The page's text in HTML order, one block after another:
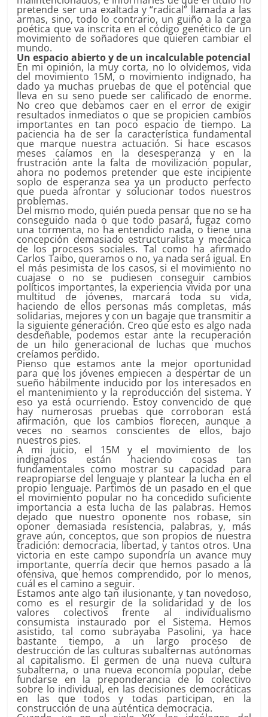
pretende ser una exaltada y “radical” llamada a las
armas, sino, todo lo contrario, un guiño a la carga
poética que va inscrita en el código genético de un
movimiento de soñadores que quieren cambiar el
mundo.
Un espacio abierto y de un incalculable potencial
En mi opinión, la muy corta, no lo olvidemos, vida
del movimiento 15M, o movimiento indignado, ha
dado ya muchas pruebas de que el potencial que
lleva en su seno puede ser calificado de enorme.
No creo que debamos caer en el error de exigir
resultados inmediatos o que se propicien cambios
importantes en tan poco espacio de tiempo. La
paciencia ha de ser la característica fundamental
que marque nuestra actuación. Si hace escasos
meses caíamos en la desesperanza y en la
frustración ante la falta de movilización popular,
ahora no podemos pretender que este incipiente
soplo de esperanza sea ya un producto perfecto
que pueda afrontar y solucionar todos nuestros
problemas.
Del mismo modo, quién pueda pensar que no se ha
conseguido nada o que todo pasará, fugaz como
una tormenta, no ha entendido nada, o tiene una
concepción demasiado estructuralista y mecánica
de los procesos sociales. Tal como ha afirmado
Carlos Taibo, queramos o no, ya nada será igual. En
el más pesimista de los casos, si el movimiento no
cuajase o no se pudiesen conseguir cambios
políticos importantes, la experiencia vivida por una
multitud de jóvenes, marcará toda su vida,
haciendo de ellos personas más completas, más
solidarias, mejores y con un bagaje que transmitir a
la siguiente generación. Creo que esto es algo nada
desdeñable, podemos estar ante la recuperación
de un hilo generacional de luchas que muchos
creíamos perdido.
Pienso que estamos ante la mejor oportunidad
para que los jóvenes empiecen a despertar de un
sueño hábilmente inducido por los interesados en
el mantenimiento y la reproducción del sistema. Y
eso ya está ocurriendo. Estoy convencido de que
hay numerosas pruebas que corroboran está
afirmación, que los cambios florecen, aunque a
veces no seamos conscientes de ellos, bajo
nuestros pies.
A mi juicio, el 15M y el movimiento de los
indignados están haciendo cosas tan
fundamentales como mostrar su capacidad para
reapropiarse del lenguaje y plantear la lucha en el
propio lenguaje. Partimos de un pasado en el que
el movimiento popular no ha concedido suficiente
importancia a esta lucha de las palabras. Hemos
dejado que nuestro oponente nos robase, sin
oponer demasiada resistencia, palabras, y, más
grave aún, conceptos, que son propios de nuestra
tradición: democracia, libertad, y tantos otros. Una
victoria en este campo supondría un avance muy
importante, querría decir que hemos pasado a la
ofensiva, que hemos comprendido, por lo menos,
cuál es el camino a seguir.
Estamos ante algo tan ilusionante, y tan novedoso,
como es el resurgir de la solidaridad y de los
valores colectivos frente al individualismo
consumista instaurado por el Sistema. Hemos
asistido, tal como subrayaba Pasolini, ya hace
bastante tiempo, a un largo proceso de
destrucción de las culturas subalternas autónomas
al capitalismo. El germen de una nueva cultura
subalterna, o una nueva economía popular, debe
fundarse en la preponderancia de lo colectivo
sobre lo individual, en las decisiones democráticas
en las que todos y todas participan, en la
construcción de una auténtica democracia.